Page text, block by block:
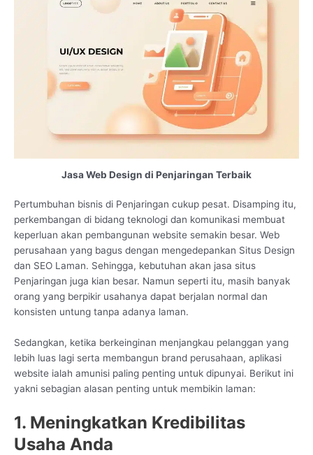
Jasa Web Design di Penjaringan Terbaik
Pertumbuhan bisnis di Penjaringan cukup pesat. Disamping itu,
perkembangan di bidang teknologi dan komunikasi membuat
keperluan akan pembangunan website semakin besar. Web
perusahaan yang bagus dengan mengedepankan Situs Design
dan SEO Laman. Sehingga, kebutuhan akan jasa situs
Penjaringan juga kian besar. Namun seperti itu, masih banyak
orang yang berpikir usahanya dapat berjalan normal dan
konsisten untung tanpa adanya laman.
Sedangkan, ketika berkeinginan menjangkau pelanggan yang
lebih luas lagi serta membangun brand perusahaan, aplikasi
website ialah amunisi paling penting untuk dipunyai. Berikut ini
yakni sebagian alasan penting untuk membikin laman:
1. Meningkatkan Kredibilitas
Usaha Anda